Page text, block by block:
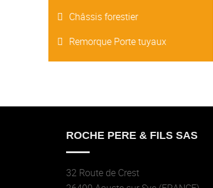
Châssis forestier
Remorque Porte tuyaux
ROCHE PERE & FILS SAS
32 Route de Crest